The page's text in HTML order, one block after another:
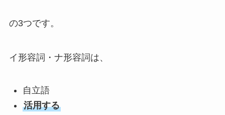
の3つです。
イ形容詞・ナ形容詞は、
自立語
活用する